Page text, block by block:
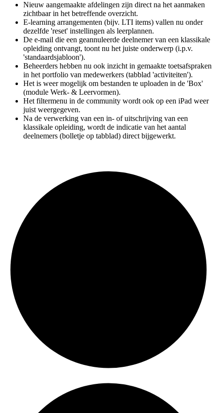
Nieuw aangemaakte afdelingen zijn direct na het aanmaken
zichtbaar in het betreffende overzicht.
E-learning arrangementen (bijv. LTI items) vallen nu onder
dezelfde 'reset' instellingen als leerplannen.
De e-mail die een geannuleerde deelnemer van een klassikale
opleiding ontvangt, toont nu het juiste onderwerp (i.p.v.
'standaardsjabloon').
Beheerders hebben nu ook inzicht in gemaakte toetsafspraken
in het portfolio van medewerkers (tabblad 'activiteiten').
Het is weer mogelijk om bestanden te uploaden in de 'Box'
(module Werk- & Leervormen).
Het filtermenu in de community wordt ook op een iPad weer
juist weergegeven.
Na de verwerking van een in- of uitschrijving van een
klassikale opleiding, wordt de indicatie van het aantal
deelnemers (bolletje op tabblad) direct bijgewerkt.